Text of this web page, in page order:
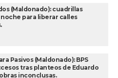
(Maldonado): cuadrillas
para liberar calles
Pasivos (Maldonado): BPS
tras planteos de Eduardo
inconclusas.